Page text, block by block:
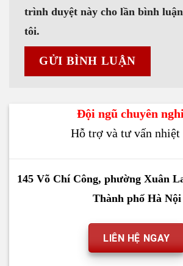
trình duyệt này cho lần bình
tôi.
Đội ngũ chuyên
Hỗ trợ và tư vấn nhiệt
145 Võ Chí Công, phường Xuân
Thành phố Hà Nội
LIÊN HỆ NGAY